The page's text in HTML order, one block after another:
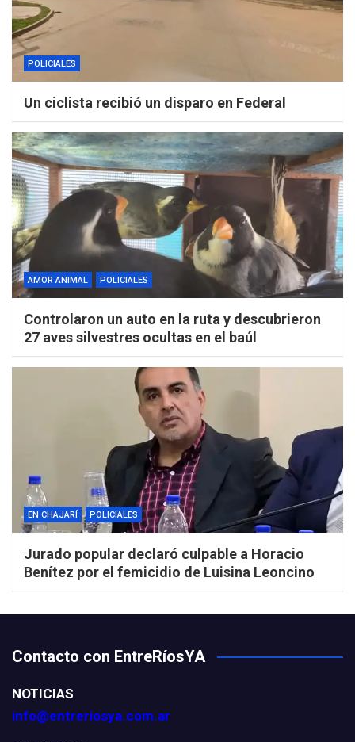
POLICIALES
Un ciclista recibió un disparo en Federal
AMOR ANIMAL POLICIALES
Controlaron un auto en la ruta y descubrieron
27 aves silvestres ocultas en el baúl
EN CHAJARÍ POLICIALES
Jurado popular declaró culpable a Horacio
Benítez por el femicidio de Luisina Leoncino
Contacto con EntreRíosYA
NOTICIAS
info@entreriosya.com.ar